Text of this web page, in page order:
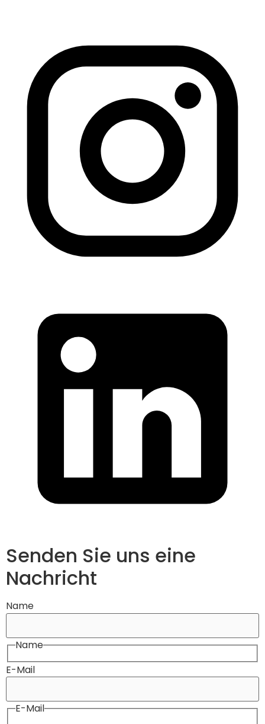
Senden Sie uns eine
Nachricht
Name
Name
E-Mail
E-Mail